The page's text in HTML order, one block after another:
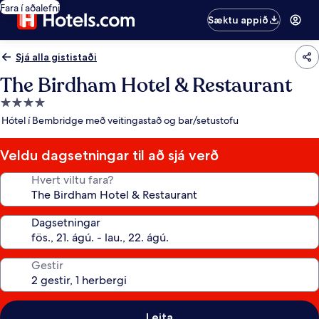
Fara í aðalefni
Sæktu appið
Sjá alla gististaði
The Birdham Hotel & Restaurant
4.0
stjörnu
Hótel í Bembridge með veitingastað og bar/setustofu
Veldu dagsetningar til að sjá verð
Hvert viltu fara?
Dagsetningar
Gestir